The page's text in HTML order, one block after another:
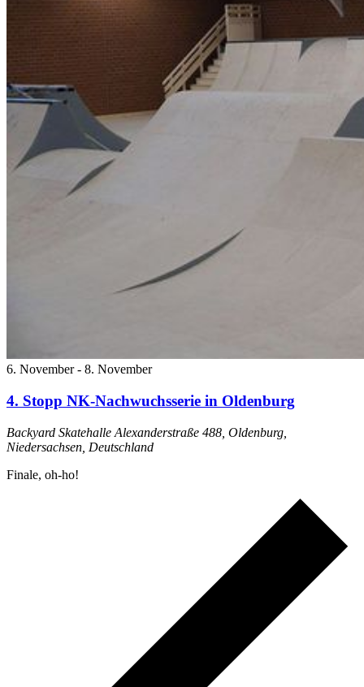
6. November- 8. November
4. Stopp NK-Nachwuchsserie in Oldenburg
Backyard Skatehalle Alexanderstraße 488, Oldenburg,
Niedersachsen, Deutschland
Finale, oh-ho!